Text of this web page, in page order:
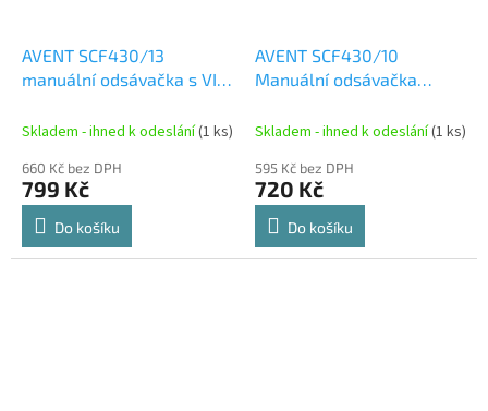
AVENT SCF430/13
manuální odsávačka s VIA
Skladem - ihned k odeslání(1 ks)
660 Kč bez DPH
799 Kč
Do košíku
AVENT SCF430/10
Manuální odsávačka
125ml lahvičky Natural a 2
Skladem - ihned k odeslání(1 ks)
595 Kč bez DPH
720 Kč
Do košíku